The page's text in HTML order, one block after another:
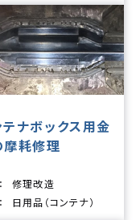
テナボックス用金
摩耗修理
修理改造
日用品（コンテナ）